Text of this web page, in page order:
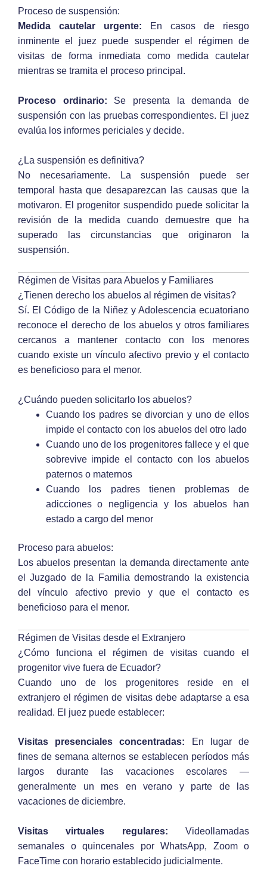
Proceso de suspensión:
Medida cautelar urgente: En casos de riesgo
inminente el juez puede suspender el régimen de
visitas de forma inmediata como medida cautelar
mientras se tramita el proceso principal.
Proceso ordinario: Se presenta la demanda de
suspensión con las pruebas correspondientes. El juez
evalúa los informes periciales y decide.
¿La suspensión es definitiva?
No necesariamente. La suspensión puede ser
temporal hasta que desaparezcan las causas que la
motivaron. El progenitor suspendido puede solicitar la
revisión de la medida cuando demuestre que ha
superado las circunstancias que originaron la
suspensión.
Régimen de Visitas para Abuelos y Familiares
¿Tienen derecho los abuelos al régimen de visitas?
Sí. El Código de la Niñez y Adolescencia ecuatoriano
reconoce el derecho de los abuelos y otros familiares
cercanos a mantener contacto con los menores
cuando existe un vínculo afectivo previo y el contacto
es beneficioso para el menor.
¿Cuándo pueden solicitarlo los abuelos?
Cuando los padres se divorcian y uno de ellos
impide el contacto con los abuelos del otro lado
Cuando uno de los progenitores fallece y el que
sobrevive impide el contacto con los abuelos
paternos o maternos
Cuando los padres tienen problemas de
adicciones o negligencia y los abuelos han
estado a cargo del menor
Proceso para abuelos:
Los abuelos presentan la demanda directamente ante
el Juzgado de la Familia demostrando la existencia
del vínculo afectivo previo y que el contacto es
beneficioso para el menor.
Régimen de Visitas desde el Extranjero
¿Cómo funciona el régimen de visitas cuando el
progenitor vive fuera de Ecuador?
Cuando uno de los progenitores reside en el
extranjero el régimen de visitas debe adaptarse a esa
realidad. El juez puede establecer:
Visitas presenciales concentradas: En lugar de
fines de semana alternos se establecen períodos más
largos durante las vacaciones escolares —
generalmente un mes en verano y parte de las
vacaciones de diciembre.
Visitas virtuales regulares: Videollamadas
semanales o quincenales por WhatsApp, Zoom o
FaceTime con horario establecido judicialmente.